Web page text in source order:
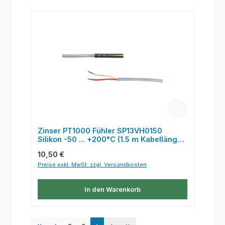
Zinser PT1000 Fühler SP13VH0150
Silikon -50 ... +200°C (1.5 m Kabellänge)
Regulärer Preis:
10,50 €
Preise exkl. MwSt. zzgl. Versandkosten
In den Warenkorb